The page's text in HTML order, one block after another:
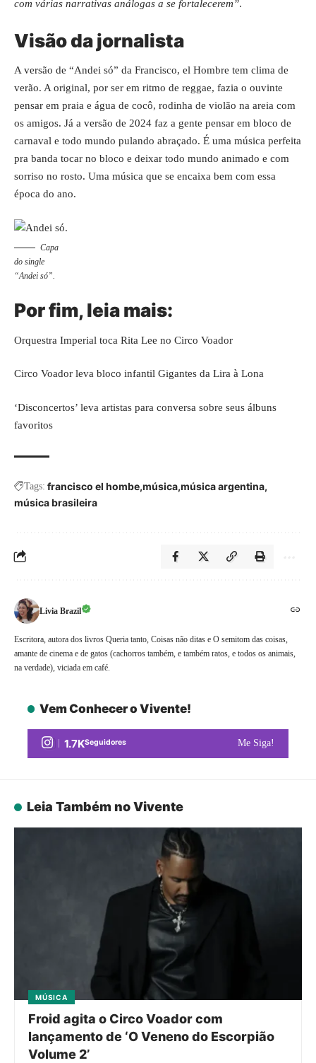
com várias narrativas análogas a se fortalecerem”.
Visão da jornalista
A versão de “Andei só” da Francisco, el Hombre tem clima de
verão. A original, por ser em ritmo de reggae, fazia o ouvinte
pensar em praia e água de cocô, rodinha de violão na areia com
os amigos. Já a versão de 2024 faz a gente pensar em bloco de
carnaval e todo mundo pulando abraçado. É uma música perfeita
pra banda tocar no bloco e deixar todo mundo animado e com
sorriso no rosto. Uma música que se encaixa bem com essa
época do ano.
Capa
do single
“Andei só”.
Por fim, leia mais:
Orquestra Imperial toca Rita Lee no Circo Voador
Circo Voador leva bloco infantil Gigantes da Lira à Lona
‘Disconcertos’ leva artistas para conversa sobre seus álbuns
favoritos
Tags: francisco el hombe música música argentina
música brasileira
Livia Brazil
Escritora, autora dos livros Queria tanto, Coisas não ditas e O semitom das coisas,
amante de cinema e de gatos (cachorros também, e também ratos, e todos os animais,
na verdade), viciada em café.
Vem Conhecer o Vivente!
1.7KSeguidores Me Siga!
Leia Também no Vivente
MÚSICA
Froid agita o Circo Voador com
lançamento de ‘O Veneno do Escorpião
Volume 2’